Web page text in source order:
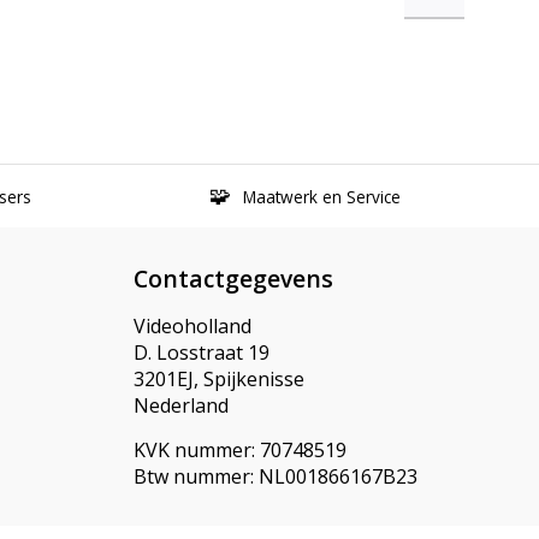
Maatwerk en Service
Contactgegevens
Videoholland
D. Losstraat 19
3201EJ, Spijkenisse
Nederland
KVK nummer: 70748519
Btw nummer: NL001866167B23